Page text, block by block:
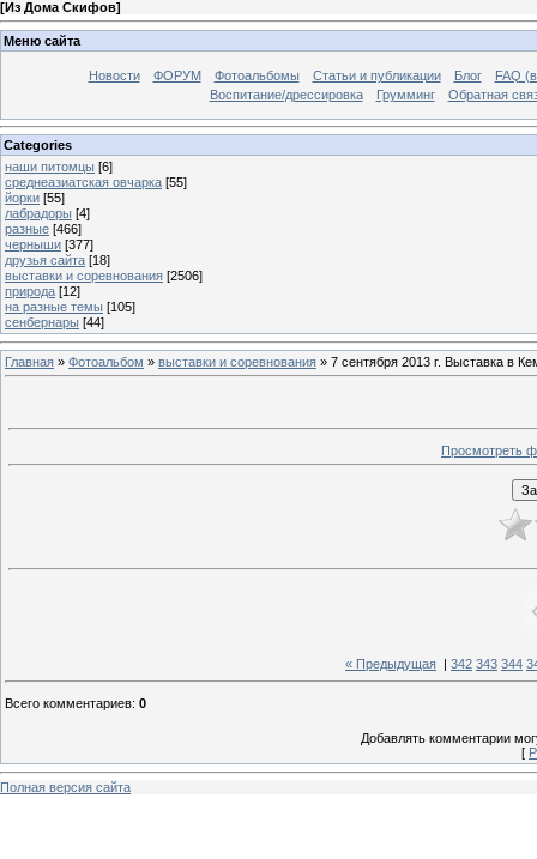
[Из Дома Скифов]
Меню сайта
Новости ФОРУМ Фотоальбомы Статьи и публикации Блог
FAQ
Воспитание/дрессировка
Грумминг Обратная
Categories
наши питомцы [6]
среднеазиатская овчарка [55]
йорки [55]
лабрадоры [4]
разные [466]
черныши [377]
друзья сайта [18]
выставки и соревнования [2506]
природа [12]
на разные темы [105]
сенбернары [44]
Главная » Фотоальбом » выставки и соревнования » 7 сентября 2013 г. Выставка в
Просмотреть
« Предыдущая | 342 343 344
Всего комментариев: 0
Добавлять комментарии
[
Полная версия сайта